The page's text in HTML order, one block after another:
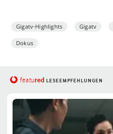
Gigatv-Highlights Gigatv
Dokus
featured LESEEMPFEHLUNGEN